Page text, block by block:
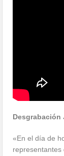
Desgrabación
«En el día de
representantes